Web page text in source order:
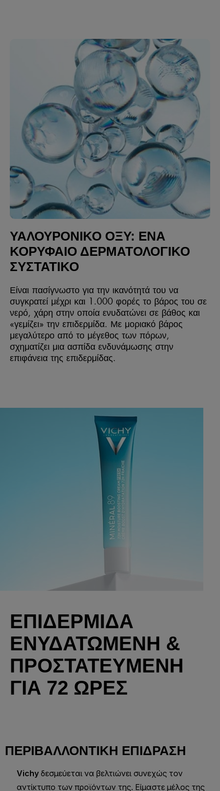
ΥΑΛΟΥΡΟΝΙΚΟ ΟΞΥ: ΈΝΑ
ΚΟΡΥΦΑΊΟ ΔΕΡΜΑΤΟΛΟΓΙΚΌ
ΣΥΣΤΑΤΙΚΌ
Είναι πασίγνωστο για την ικανότητά του να
συγκρατεί μέχρι και 1.000 φορές το βάρος του σε
νερό, χάρη στην οποία ενυδατώνει σε βάθος και
«γεμίζει» την επιδερμίδα. Με μοριακό βάρος
μεγαλύτερο από το μέγεθος των πόρων,
σχηματίζει μια ασπίδα ενδυνάμωσης στην
επιφάνεια της επιδερμίδας.
ΕΠΙΔΕΡΜΙΔΑ
ΕΝΥΔΑΤΩΜΕΝΗ &
ΠΡΟΣΤΑΤΕΥΜΕΝΗ
ΓΙΑ 72 ΩΡΕΣ
ΠΕΡΙΒΑΛΛΟΝΤΙΚΉ ΕΠΊΔΡΑΣΗ